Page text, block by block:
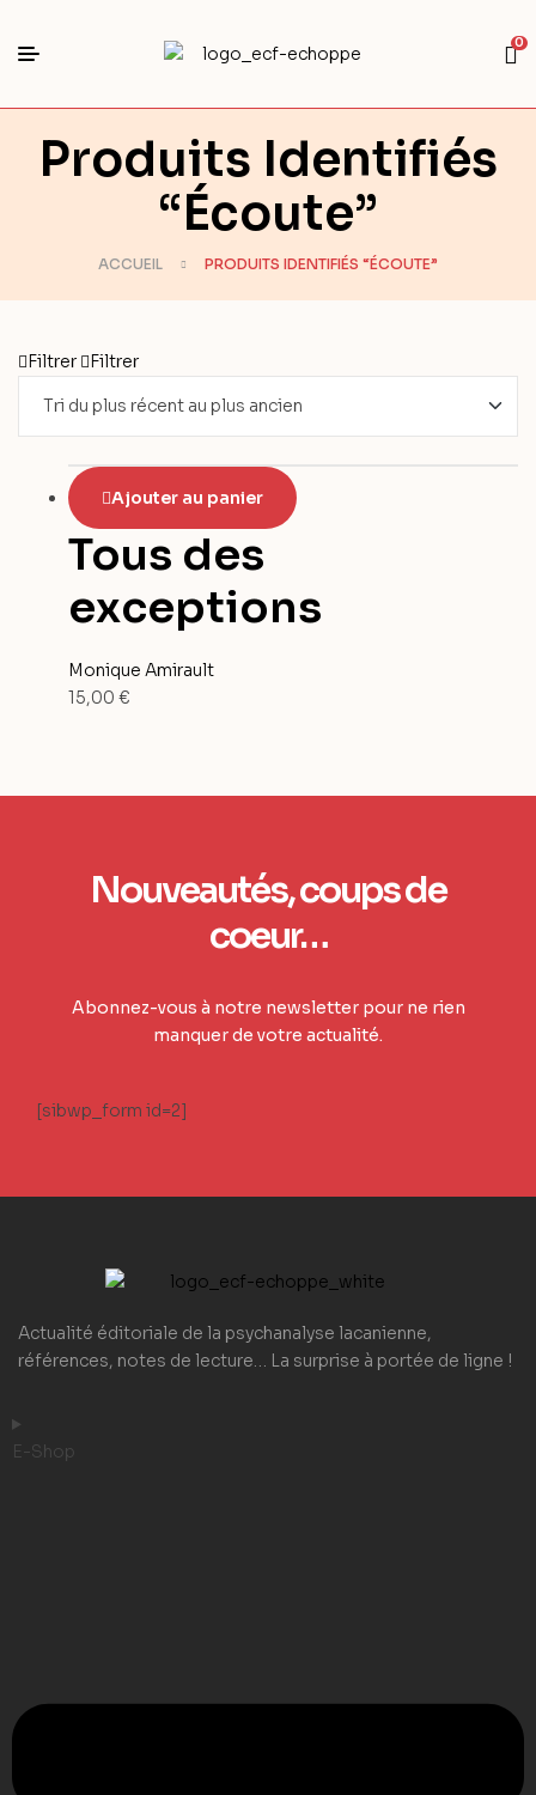
0
Produits Identifiés
“Écoute”
ACCUEIL PRODUITS IDENTIFIÉS “ÉCOUTE”
Filtrer Filtrer
Ajouter au panier
Tous des
exceptions
Monique Amirault
15,00 €
Nouveautés, coups de
coeur…
Abonnez-vous à notre newsletter pour ne rien
manquer de votre actualité.
[sibwp_form id=2]
Actualité éditoriale de la psychanalyse lacanienne,
références, notes de lecture… La surprise à portée de ligne !
E-Shop